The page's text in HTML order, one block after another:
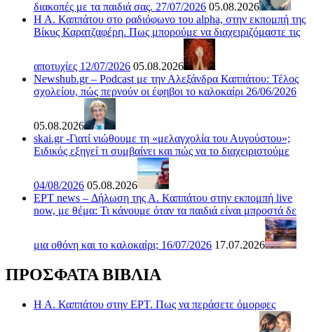
διακοπές με τα παιδιά σας. 27/07/2026 05.08.2026
Η Α. Καππάτου στο ραδιόφωνο του alpha, στην εκπομπή της
Βίκυς Καρατζαφέρη. Πως μπορούμε να διαχειριζόμαστε τις
αποτυχίες 12/07/2026 05.08.2026
Newshub.gr – Podcast με την Αλεξάνδρα Καππάτου: Τέλος
σχολείου, πώς περνούν οι έφηβοι το καλοκαίρι 26/06/2026
05.08.2026
skai.gr -Γιατί νιώθουμε τη «μελαγχολία του Αυγούστου»;
Ειδικός εξηγεί τι συμβαίνει και πώς να το διαχειριστούμε
04/08/2026 05.08.2026
ΕΡΤ news – Δήλωση της Α. Καππάτου στην εκπομπή live
now, με θέμα: Τι κάνουμε όταν τα παιδιά είναι μπροστά δε
μια οθόνη και το καλοκαίρι; 16/07/2026 17.07.2026
ΠΡΟΣΦΑΤΑ ΒΙΒΛΙΑ
Η Α. Καππάτου στην ΕΡΤ. Πως να περάσετε όμορφες